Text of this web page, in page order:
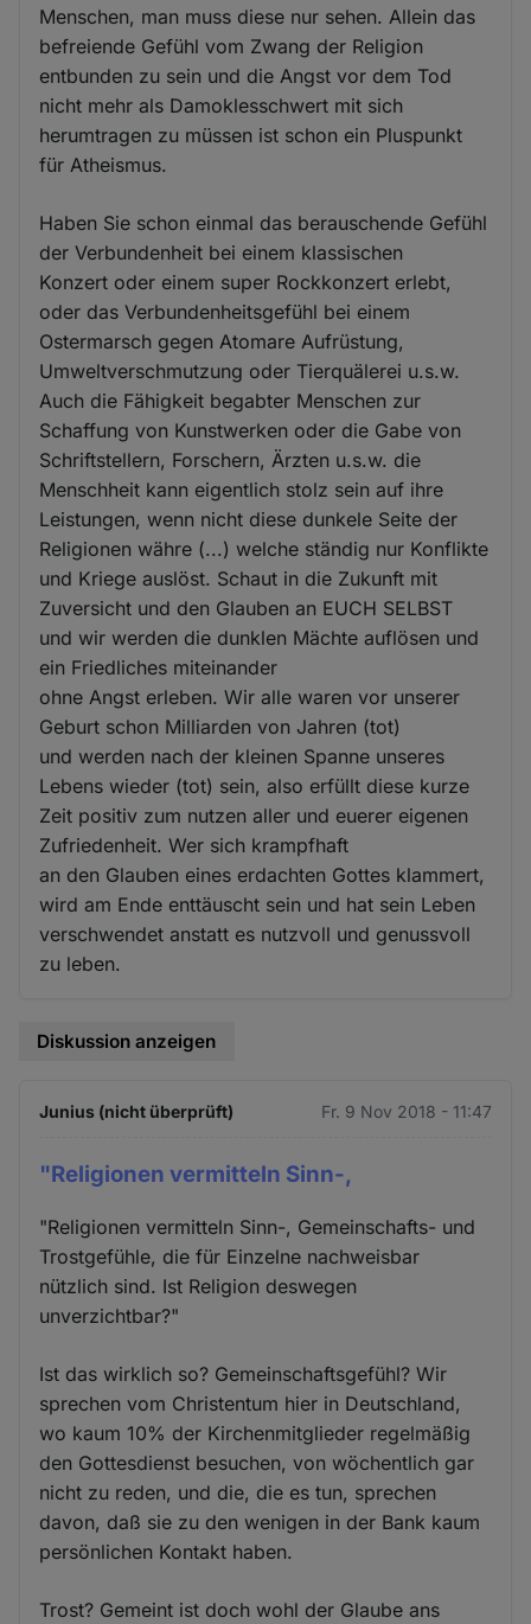
Menschen, man muss diese nur sehen. Allein das
befreiende Gefühl vom Zwang der Religion
entbunden zu sein und die Angst vor dem Tod
nicht mehr als Damoklesschwert mit sich
herumtragen zu müssen ist schon ein Pluspunkt
für Atheismus.
Haben Sie schon einmal das berauschende Gefühl
der Verbundenheit bei einem klassischen
Konzert oder einem super Rockkonzert erlebt,
oder das Verbundenheitsgefühl bei einem
Ostermarsch gegen Atomare Aufrüstung,
Umweltverschmutzung oder Tierquälerei u.s.w.
Auch die Fähigkeit begabter Menschen zur
Schaffung von Kunstwerken oder die Gabe von
Schriftstellern, Forschern, Ärzten u.s.w. die
Menschheit kann eigentlich stolz sein auf ihre
Leistungen, wenn nicht diese dunkele Seite der
Religionen währe (...) welche ständig nur Konflikte
und Kriege auslöst. Schaut in die Zukunft mit
Zuversicht und den Glauben an EUCH SELBST
und wir werden die dunklen Mächte auflösen und
ein Friedliches miteinander
ohne Angst erleben. Wir alle waren vor unserer
Geburt schon Milliarden von Jahren (tot)
und werden nach der kleinen Spanne unseres
Lebens wieder (tot) sein, also erfüllt diese kurze
Zeit positiv zum nutzen aller und euerer eigenen
Zufriedenheit. Wer sich krampfhaft
an den Glauben eines erdachten Gottes klammert,
wird am Ende enttäuscht sein und hat sein Leben
verschwendet anstatt es nutzvoll und genussvoll
zu leben.
Diskussion anzeigen
Junius (nicht überprüft) Fr. 9 Nov 2018 - 11:47
"Religionen vermitteln Sinn-,
"Religionen vermitteln Sinn-, Gemeinschafts- und
Trostgefühle, die für Einzelne nachweisbar
nützlich sind. Ist Religion deswegen
unverzichtbar?"
Ist das wirklich so? Gemeinschaftsgefühl? Wir
sprechen vom Christentum hier in Deutschland,
wo kaum 10% der Kirchenmitglieder regelmäßig
den Gottesdienst besuchen, von wöchentlich gar
nicht zu reden, und die, die es tun, sprechen
davon, daß sie zu den wenigen in der Bank kaum
persönlichen Kontakt haben.
Trost? Gemeint ist doch wohl der Glaube ans